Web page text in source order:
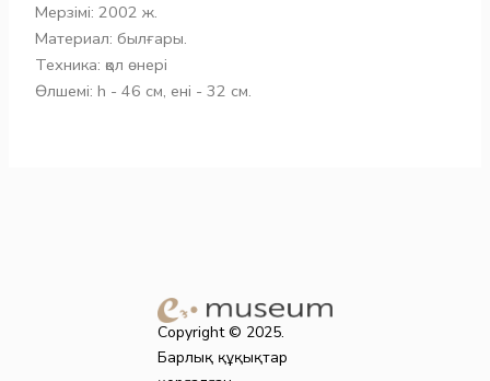
Мерзімі: 2002 ж.
Материал: былғары.
Техника: қол өнері
Өлшемі: h - 46 см, ені - 32 см.
Copyright © 2025.
Барлық құқықтар